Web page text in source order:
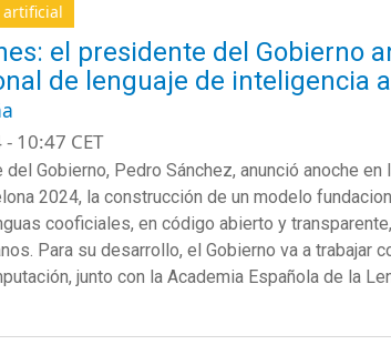
el presidente del Gobierno
de lenguaje de inteligencia
10:47 CET
del Gobierno, Pedro Sánchez, anunció anoche
2024, la construcción de un modelo
cooficiales, en código abierto y
Para su desarrollo, el Gobierno va a trabajar
junto con la Academia Española de la